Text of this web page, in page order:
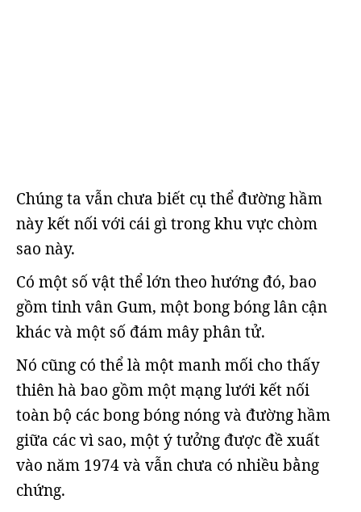
Chúng ta vẫn chưa biết cụ thể đường hầm
này kết nối với cái gì trong khu vực chòm
sao này.
Có một số vật thể lớn theo hướng đó, bao
gồm tinh vân Gum, một bong bóng lân cận
khác và một số đám mây phân tử.
Nó cũng có thể là một manh mối cho thấy
thiên hà bao gồm một mạng lưới kết nối
toàn bộ các bong bóng nóng và đường hầm
giữa các vì sao, một ý tưởng được đề xuất
vào năm 1974 và vẫn chưa có nhiều bằng
chứng.